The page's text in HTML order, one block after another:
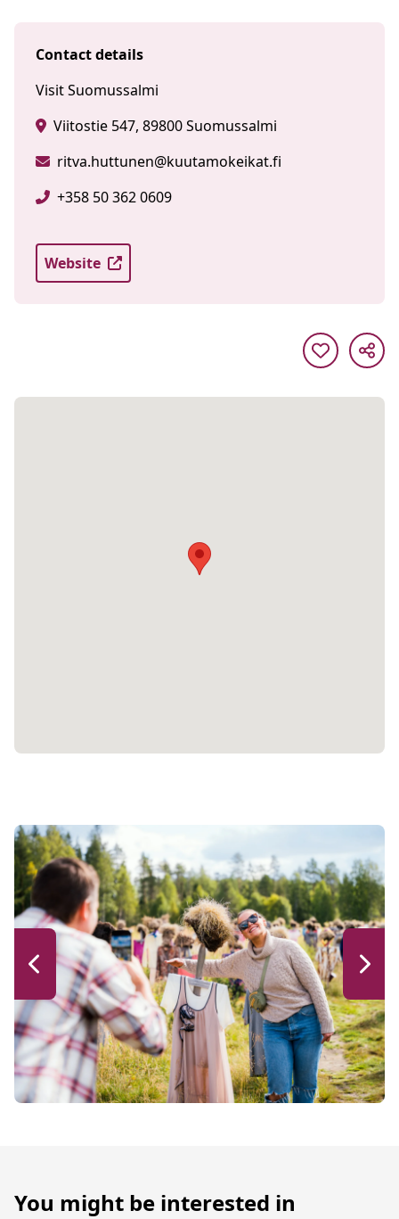
Contact details
Visit Suomussalmi
Viitostie 547, 89800 Suomussalmi
ritva.huttunen@kuutamokeikat.fi
+358 50 362 0609
Website
You might be interested in